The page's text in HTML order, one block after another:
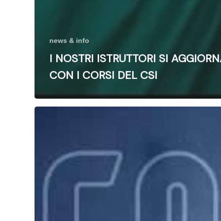
news & info
I NOSTRI ISTRUTTORI SI
CON I CORSI DEL CSI